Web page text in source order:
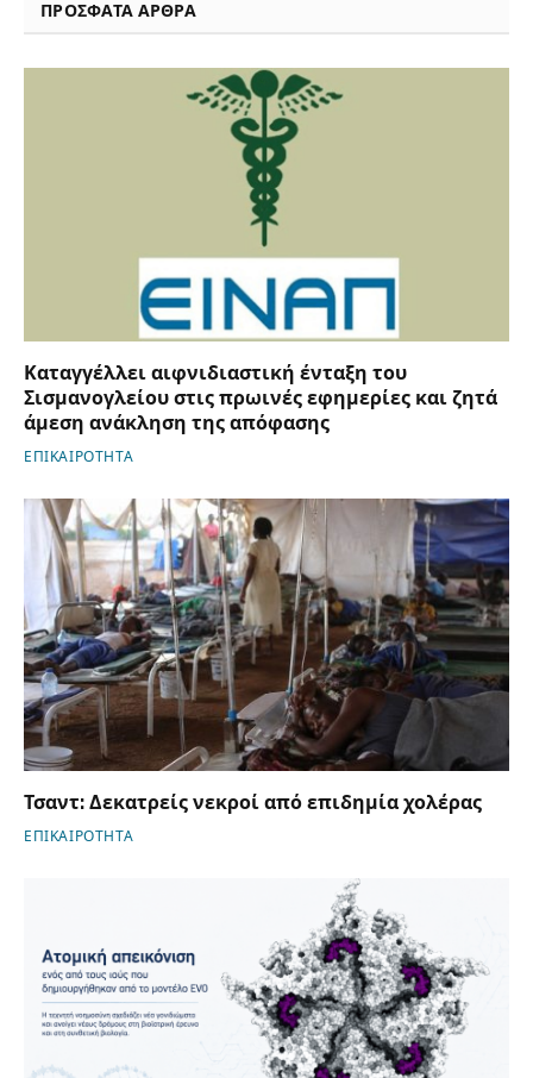
ΠΡΟΣΦΑΤΑ ΑΡΘΡΑ
Καταγγέλλει αιφνιδιαστική ένταξη του
Σισμανογλείου στις πρωινές εφημερίες και ζητά
άμεση ανάκληση της απόφασης
ΕΠΙΚΑΙΡΟΤΗΤΑ
Τσαντ: Δεκατρείς νεκροί από επιδημία χολέρας
ΕΠΙΚΑΙΡΟΤΗΤΑ